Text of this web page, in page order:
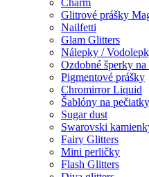
Charm
Glitrové prášky
Nailfetti
Glam Glitters
Nálepky /
Ozdobné šperky na
Pigmentové prášky
Chromirror Liquid
Šablóny na pečiatky
Sugar dust
Swarovski
Fairy Glitters
Mini perličky
Flash Glitters